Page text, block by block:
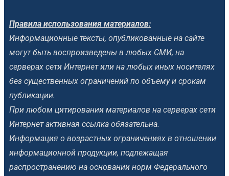
Правила использования материалов:
Информационные тексты, опубликованные на сайте
могут быть воспроизведены в любых СМИ, на
серверах сети Интернет или на любых иных носителях
без существенных ограничений по объему и срокам
публикации.
При любом цитировании материалов на серверах сети
Интернет активная ссылка обязательна.
Информация о возрастных ограничениях в отношении
информационной продукции, подлежащая
распространению на основании норм Федерального